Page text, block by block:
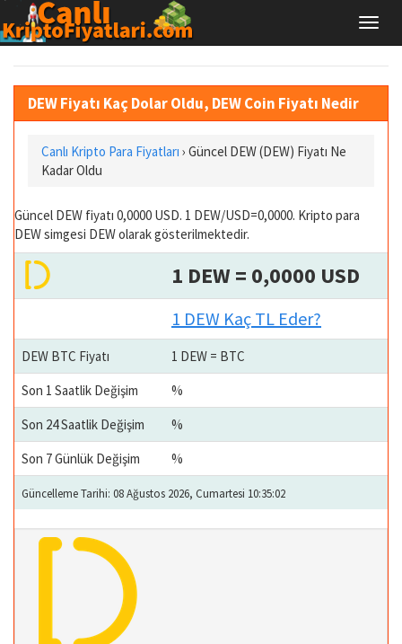
DEW Fiyatı Kaç Dolar Oldu, DEW Coin Fiyatı Nedir
Canlı Kripto Para Fiyatları › Güncel DEW (DEW) Fiyatı Ne
Kadar Oldu
Güncel DEW fiyatı 0,0000 USD. 1 DEW/USD=0,0000. Kripto para
DEW simgesi DEW olarak gösterilmektedir.
1 DEW = 0,0000 USD
1 DEW Kaç TL Eder?
DEW BTC Fiyatı
1 DEW = BTC
Son 1 Saatlik Değişim
%
Son 24 Saatlik Değişim
%
Son 7 Günlük Değişim
%
Güncelleme Tarihi: 08 Ağustos 2026, Cumartesi 10:35:02